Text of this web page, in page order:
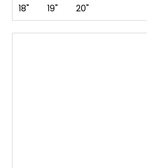
18" 19" 20"